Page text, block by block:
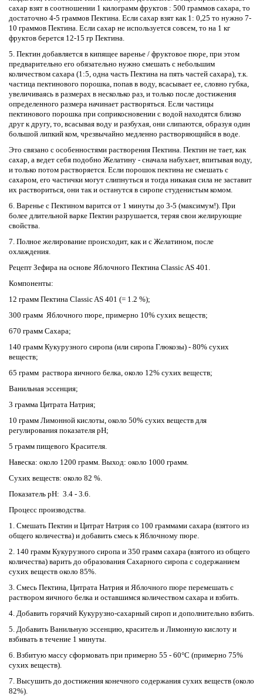
сахар взят в соотношении 1 килограмм фруктов : 500 граммов сахара, то
достаточно 4-5 граммов Пектина. Если сахар взят как 1: 0,25 то нужно 7-
10 граммов Пектина. Если сахар не используется совсем, то на 1 кг
фруктов берется 12-15 гр Пектина.
5. Пектин добавляется в кипящее варенье / фруктовое пюре, при этом
предварительно его обязательно нужно смешать с небольшим
количеством сахара (1:5, одна часть Пектина на пять частей сахара), т.к.
частица пектинового порошка, попав в воду, всасывает ее, словно губка,
увеличиваясь в размерах в несколько раз, и только после достижения
определенного размера начинает растворяться. Если частицы
пектинового порошка при соприкосновении с водой находятся близко
друг к другу, то, всасывая воду и разбухая, они слипаются, образуя один
большой липкий ком, чрезвычайно медленно растворяющийся в воде.
Это связано с особенностями растворения Пектина. Пектин не тает, как
сахар, а ведет себя подобно Желатину - сначала набухает, впитывая воду,
и только потом растворяется. Если порошок пектина не смешать с
сахаром, его частички могут слипнуться и тогда никакая сила не заставит
их раствориться, они так и останутся в сиропе студенистым комом.
6. Варенье с Пектином варится от 1 минуты до 3-5 (максимум!). При
более длительной варке Пектин разрушается, теряя свои желирующие
свойства.
7. Полное желирование происходит, как и с Желатином, после
охлаждения.
Рецепт Зефира на основе Яблочного Пектина Classic AS 401.
Компоненты:
12 грамм Пектина Classic AS 401 (= 1.2 %);
300 грамм Яблочного пюре, примерно 10% сухих веществ;
670 грамм Сахара;
140 грамм Кукурузного сиропа (или сиропа Глюкозы) - 80% сухих
веществ;
65 грамм раствора яичного белка, около 12% сухих веществ;
Ванильная эссенция;
3 грамма Цитрата Натрия;
10 грамм Лимонной кислоты, около 50% сухих веществ для
регулирования показателя рН;
5 грамм пищевого Красителя.
Навеска: около 1200 грамм. Выход: около 1000 грамм.
Сухих веществ: около 82 %.
Показатель рН: 3.4 - 3.6.
Процесс производства.
1. Смешать Пектин и Цитрат Натрия со 100 граммами сахара (взятого из
общего количества) и добавить смесь к Яблочному пюре.
2. 140 грамм Кукурузного сиропа и 350 грамм сахара (взятого из общего
количества) варить до образования Сахарного сиропа с содержанием
сухих веществ около 85%.
3. Смесь Пектина, Цитрата Натрия и Яблочного пюре перемешать с
раствором яичного белка и оставшимся количеством сахара и взбить.
4. Добавить горячий Кукурузно-сахарный сироп и дополнительно взбить.
5. Добавить Ванильную эссенцию, краситель и Лимонную кислоту и
взбивать в течение 1 минуты.
6. Взбитую массу сформовать при примерно 55 - 60°С (примерно 75%
сухих веществ).
7. Высушить до достижения конечного содержания сухих веществ (около
82%).